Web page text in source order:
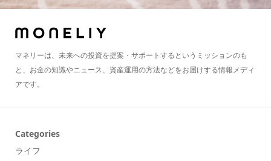
マネリーは、未来への投資を提案・サポートするというミッションのも
と、お金の知識やニュース、資産運用の方法などをお届けする情報メディ
アです。
Categories
ライフ